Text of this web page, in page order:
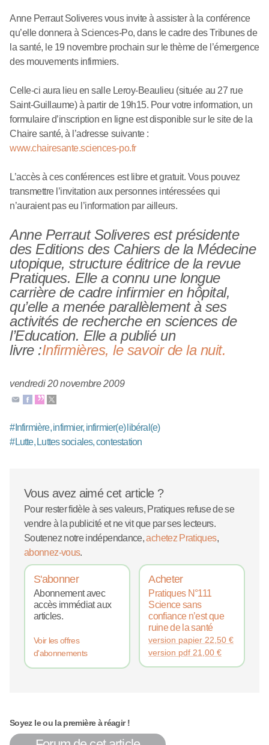
Anne Perraut Soliveres vous invite à assister à la conférence
qu’elle donnera à Sciences-Po, dans le cadre des Tribunes de
la santé, le 19 novembre prochain sur le thème de l’émergence
des mouvements infirmiers.
Celle-ci aura lieu en salle Leroy-Beaulieu (située au 27 rue
Saint-Guillaume) à partir de 19h15. Pour votre information, un
formulaire d’inscription en ligne est disponible sur le site de la
Chaire santé, à l’adresse suivante :
www.chairesante.sciences-po.fr
L’accès à ces conférences est libre et gratuit. Vous pouvez
transmettre l’invitation aux personnes intéressées qui
n’auraient pas eu l’information par ailleurs.
Anne Perraut Soliveres est présidente
des Editions des Cahiers de la Médecine
utopique, structure éditrice de la revue
Pratiques. Elle a connu une longue
carrière de cadre infirmier en hôpital,
qu’elle a menée parallèlement à ses
activités de recherche en sciences de
l’Education. Elle a publié un
livre :Infirmières, le savoir de la nuit.
vendredi 20 novembre 2009
#Infirmière, infirmier, infirmier(e) libéral(e)
#Lutte, Luttes sociales, contestation
Vous avez aimé cet article ?
Pour rester fidèle à ses valeurs, Pratiques refuse de se
vendre à la publicité et ne vit que par ses lecteurs.
Soutenez notre indépendance,achetez Pratiques,
abonnez-vous.
S'abonner
Abonnement avec
accès immédiat aux
articles.
Voir les offres
d'abonnements
Acheter
Pratiques N°111
Science sans
confiance n’est que
ruine de la santé
version papier 22,50€
version pdf 21,00€
Soyez le ou la première à réagir !